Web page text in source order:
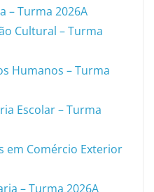
– Turma 2026A
Cultural – Turma
Humanos – Turma
Escolar – Turma
em Comércio Exterior
– Turma 2026A